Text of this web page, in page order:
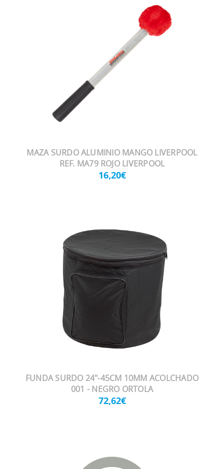
MAZA SURDO ALUMINIO MANGO LIVERPOOL
REF. MA79 ROJO LIVERPOOL
16,20€
FUNDA SURDO 24"-45CM 10MM ACOLCHADO
001 - NEGRO ORTOLA
72,62€